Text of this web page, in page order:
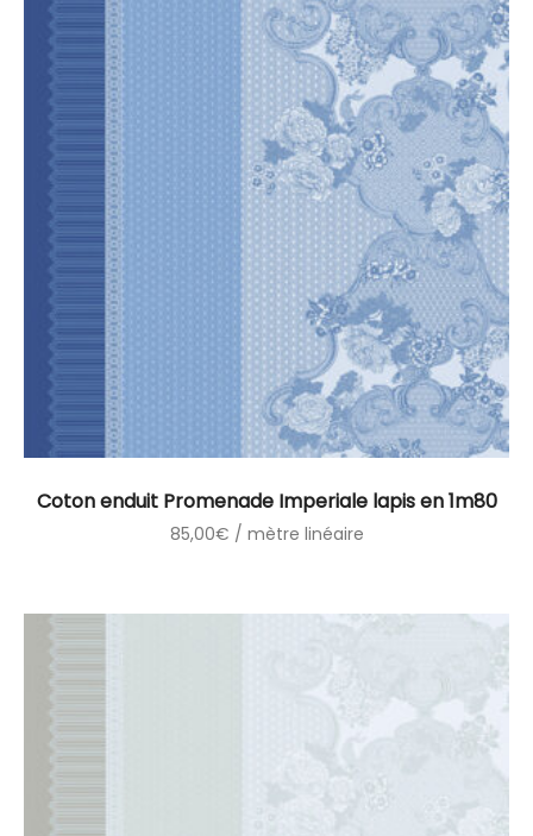
Coton enduit Promenade Imperiale lapis en 1m80
85,00€ / mètre linéaire